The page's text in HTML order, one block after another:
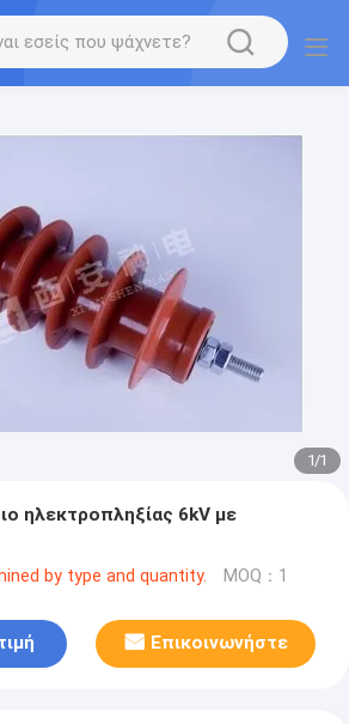
1/1
ηλεκτροπληξίας 6kV με
by type and quantity. MOQ：1
Επικοινωνήστε